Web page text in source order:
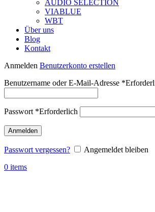
AUDIO SELECTION
VIABLUE
WBT
Über uns
Blog
Kontakt
Anmelden Benutzerkonto erstellen
Benutzername oder E-Mail-Adresse *
Passwort *Erforderlich
Anmelden
Passwort vergessen?
Angemeldet bleiben
0 items